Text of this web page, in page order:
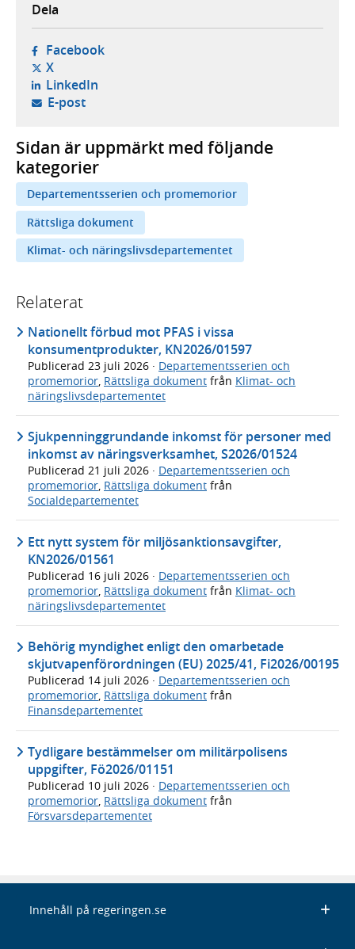
Dela
Facebook- öppnas i ny flik, extern webbplats,
X- öppnas i ny flik, extern webbplats,
LinkedIn- öppnas i ny flik, extern webbplats,
E-post- öppnar din e-postklient,
Sidan är uppmärkt med följande
kategorier
Departementsserien och promemorior
Rättsliga dokument
Klimat- och näringslivsdepartementet
Relaterat
Nationellt förbud mot PFAS i vissa
konsumentprodukter, KN2026/01597
Publicerad 23 juli 2026 · Departementsserien och
promemorior Rättsliga dokument från Klimat- och
näringslivsdepartementet
Sjukpenninggrundande inkomst för personer med
inkomst av näringsverksamhet, S2026/01524
Publicerad 21 juli 2026 · Departementsserien och
promemorior, Rättsliga dokument från
Socialdepartementet
Ett nytt system för miljösanktionsavgifter,
KN2026/01561
Publicerad 16 juli 2026 · Departementsserien och
promemorior, Rättsliga dokument från Klimat- och
näringslivsdepartementet
Behörig myndighet enligt den omarbetade
skjutvapenförordningen (EU) 2025/41, Fi2026/00195
Publicerad 14 juli 2026 · Departementsserien och
promemorior, Rättsliga dokument från
Finansdepartementet
Tydligare bestämmelser om militärpolisens
uppgifter, Fö2026/01151
Publicerad 10 juli 2026 · Departementsserien och
promemorior, Rättsliga dokument från
Försvarsdepartementet
Innehåll på regeringen.se